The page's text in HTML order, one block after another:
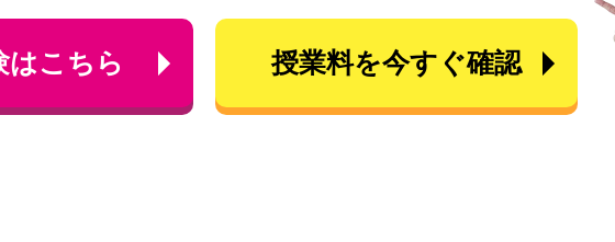
はこちら 授業料を今すぐ確認